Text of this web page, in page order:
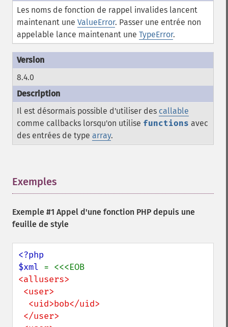
Les noms de fonction de rappel invalides lancent
maintenant une ValueError. Passer une entrée non
appelable lance maintenant une TypeError.
8.4.0
Il est désormais possible d'utiliser des callable
comme callbacks lorsqu'on utilise functions avec
des entrées de type array.
Exemples
Exemple #1 Appel d'une fonction PHP depuis une
feuille de style
<?php
$xml
<allusers>